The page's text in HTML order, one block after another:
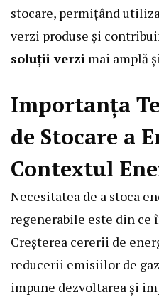
stocare, permițând
verzi produse și
soluții verzi mai amplă
Importanța
de Stocare a
Contextul
Necesitatea de a stoca
regenerabile este din ce
Creșterea cererii de
reducerii emisiilor de
impune dezvoltarea și